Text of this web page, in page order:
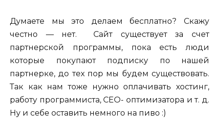
Думаете мы это делаем бесплатно? Скажу
честно — нет. Сайт существуетза счет
партнерской программы, пока есть люди
которые покупают подписку по нашей
партнерке, до тех пор мы будем существовать.
Так как нам тоже нужно оплачивать хостинг,
работу программиста, СЕО- оптимизатора и т. д.
Ну и себе оставить немного на пиво :)